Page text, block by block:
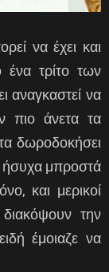
να έχει και
ένα τρίτο των
αναγκαστεί να
πιο άνετα τα
δωροδοκήσει
ήσυχα μπροστά
και μερικοί
την
έμοιαζε να